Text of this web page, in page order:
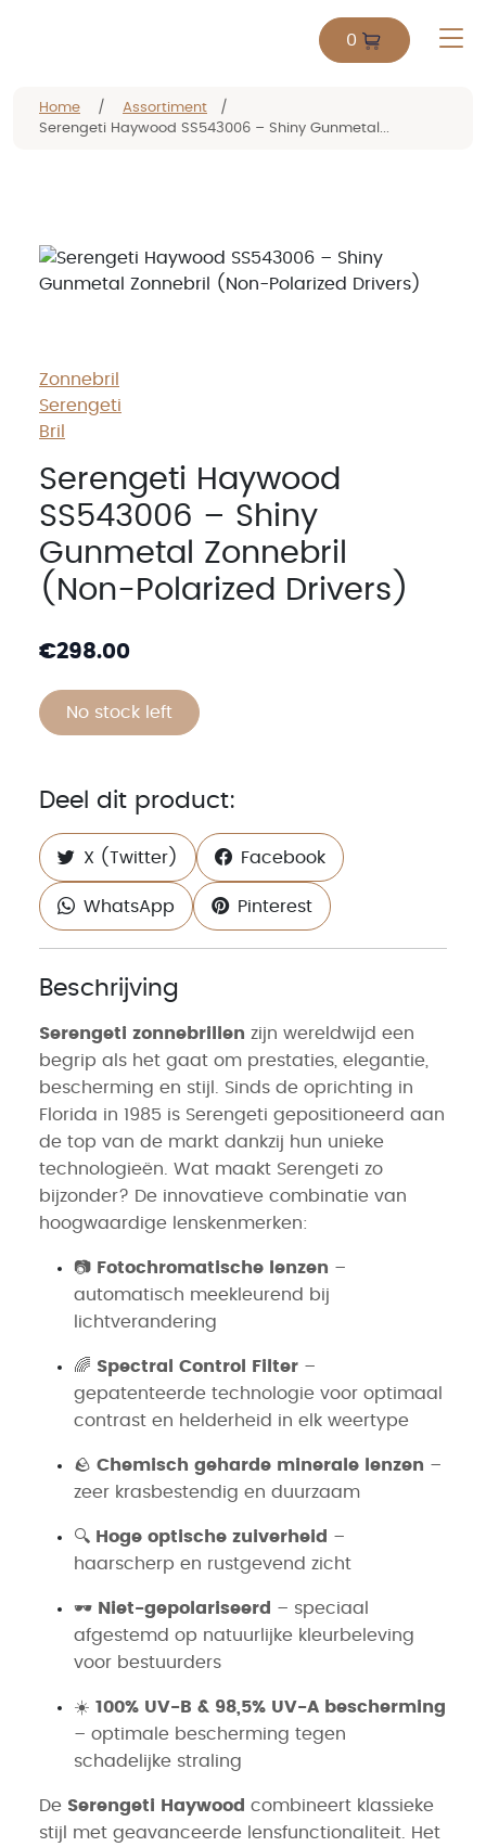
0
Home / Assortiment
/
Serengeti Haywood SS543006 – Shiny Gunmetal...
Zonnebril
Serengeti
Bril
Serengeti Haywood
SS543006 – Shiny
Gunmetal Zonnebril
(Non-Polarized Drivers)
€298.00
No stock left
Deel dit product:
X (Twitter) Facebook
WhatsApp Pinterest
Beschrijving
Serengeti zonnebrillen zijn wereldwijd een
begrip als het gaat om prestaties, elegantie,
bescherming en stijl. Sinds de oprichting in
Florida in 1985 is Serengeti gepositioneerd aan
de top van de markt dankzij hun unieke
technologieën. Wat maakt Serengeti zo
bijzonder? De innovatieve combinatie van
hoogwaardige lenskenmerken:
📷 Fotochromatische lenzen –
automatisch meekleurend bij
lichtverandering
🌈 Spectral Control Filter –
gepatenteerde technologie voor optimaal
contrast en helderheid in elk weertype
🪨 Chemisch geharde minerale lenzen –
zeer krasbestendig en duurzaam
🔍 Hoge optische zuiverheid –
haarscherp en rustgevend zicht
🕶️ Niet-gepolariseerd – speciaal
afgestemd op natuurlijke kleurbeleving
voor bestuurders
☀️ 100% UV-B & 98,5% UV-A bescherming
– optimale bescherming tegen
schadelijke straling
De Serengeti Haywood combineert klassieke
stijl met geavanceerde lensfunctionaliteit. Het